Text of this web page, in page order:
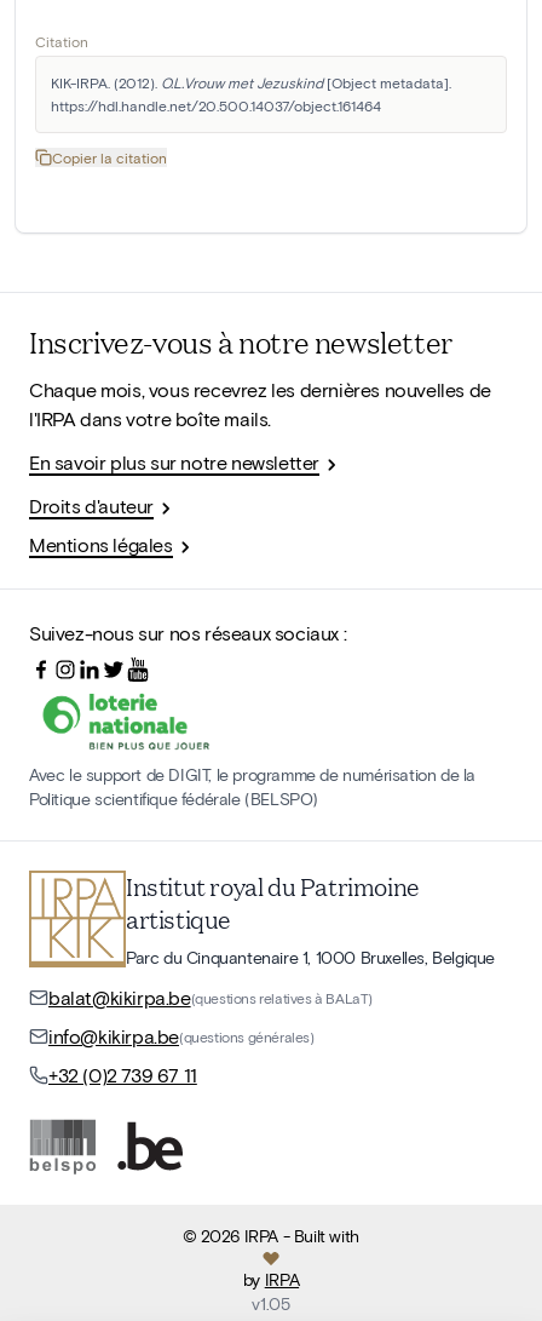
Citation
KIK-IRPA. (2012). O.L.Vrouw met Jezuskind [Object metadata].
https://hdl.handle.net/20.500.14037/object.161464
Copier la citation
Inscrivez-vous à notre newsletter
Chaque mois, vous recevrez les dernières nouvelles de
l'IRPA dans votre boîte mails.
En savoir plus sur notre newsletter
Droits d'auteur
Mentions légales
Suivez-nous sur nos réseaux sociaux :
Avec le support de DIGIT, le programme de numérisation de la
Politique scientifique fédérale (BELSPO)
Institut royal du Patrimoine
artistique
Parc du Cinquantenaire 1, 1000 Bruxelles, Belgique
balat@kikirpa.be(questions relatives à BALaT)
info@kikirpa.be(questions générales)
+32 (0)2 739 67 11
©2026 IRPA- Built with
by IRPA
v1.05